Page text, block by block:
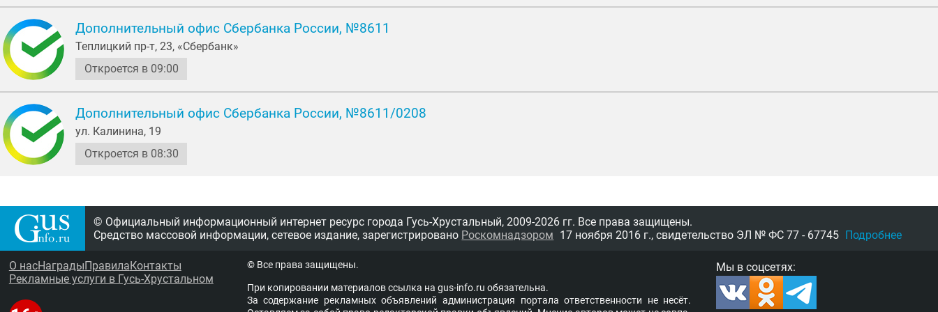
Дополнительный офис Сбербанка России, №8611
Теплицкий пр-т, 23, «Сбербанк»
Откроется в 09:00
Дополнительный офис Сбербанка России, №8611/0208
ул. Калинина, 19
Откроется в 08:30
© Официальный информационный интернет ресурс города Гусь-Хрустальный, 2009-2026 гг. Все права защищены.
Средство массовой информации, сетевое издание, зарегистрировано Роскомнадзором 17 ноября 2016 г., свидетельство ЭЛ № ФС 77 - 67745 Подробнее
Мы в соцсетях:
О насНаграды Правила Контакты
Рекламные услуги в Гусь-Хрустальном
© Все права защищены.
При копировании материалов ссыл­ка на gus-info.ru обя­за­тель­на.
За содержание рекламных объявлений администра­ция пор­та­ла от­вет­ствен­но­сти не несёт.